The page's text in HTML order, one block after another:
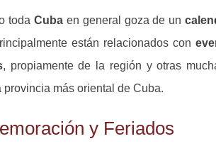
toda Cubaen general goza de un
están relacionados con
, propiamente de la región y otras
más oriental de Cuba.
y Feriados